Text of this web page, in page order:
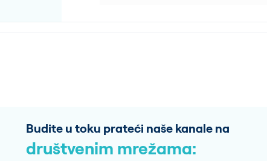
Pogledaj sve
Budite u toku prateći naše kanale na
društvenim mrežama: